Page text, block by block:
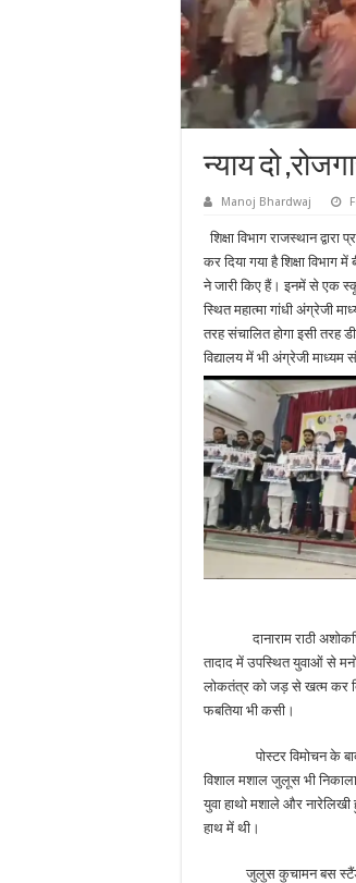
न्याय दो
Manoj Bhardwaj
शिक्षा विभाग राजस्थान
कर दिया गया है शिक्षा
ने जारी किए हैं। इनमें से एक
स्थित महात्मा गांधी अंग्रेजी
तरह संचालित होगा इसी तरह
विद्यालय में भी अंग्रेजी माध्यम
दानाराम राठी
तादाद में उपस्थित युवाओं से
लोकतंत्र को जड़ से खत्म कर
फबतिया भी कसी।
पोस्टर विमोचन के
विशाल मशाल जुलूस भी
युवा हाथो मशाले और
हाथ में थी।
जुलुस कुचामन बस स्टैंड